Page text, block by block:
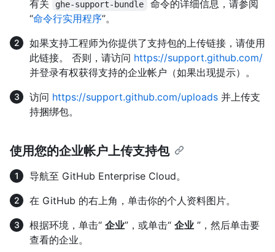
有关 ghe-support-bundle
命令的详细信息，请参阅
“命令行实用程序”。
如果支持工程师为你提供了支持包的上传链接，请使用
此链接。 否则，请访问 https://support.github.com/
并登录有权获得支持的企业帐户（如果出现提示）。
访问 https://support.github.com/uploads 并上传支
持捆绑包。
使用您的企业帐户上传支持包
导航至 GitHub Enterprise Cloud。
在 GitHub 的右上角，单击你的个人资料图片。
根据环境，单击“ 企业”，或单击“ 企业 ”，然后单击要
查看的企业。